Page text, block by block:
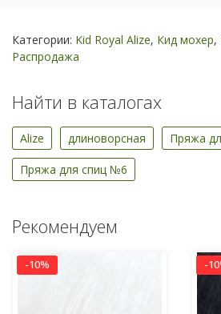
Категории: Kid Royal Alize, Кид мохер,
Распродажа
Найти в каталогах
Alize длиноворсная Пряжа
Пряжа для спиц №6
Рекомендуем
-10% -